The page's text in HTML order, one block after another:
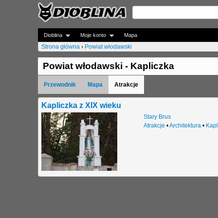
Dioblina Moje konto Mapa
J
e
s
t
e
ś
t
u
Strona główna › Powiat włodawski
Powiat włodawski - Kapliczka
Przewodnik Mapa Atrakcje
Kapliczka z XIX wieku
Stary Brus
Atrakcje •Architektura •